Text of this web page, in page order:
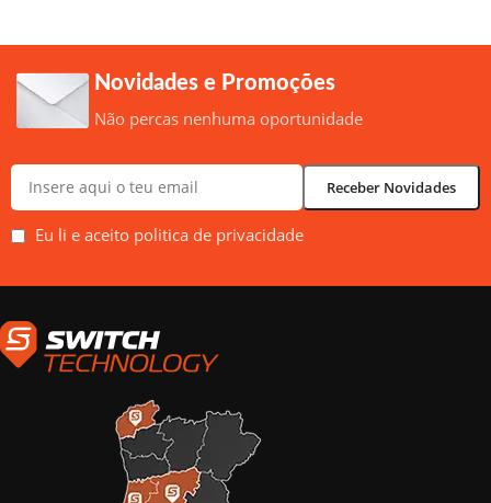
Novidades e Promoções
Não percas nenhuma oportunidade
Eu li e aceito politica de privacidade